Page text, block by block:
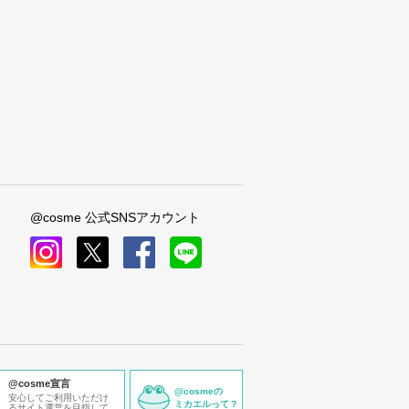
@cosme 公式SNSアカウント
@cosme宣言
安心してご利用いただけ
@cosmeの
ミカエルって？